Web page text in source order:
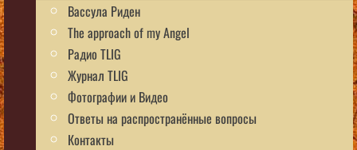
Вассула Риден
The approach of my Angel
Радио TLIG
Журнал TLIG
Фотографии и Видео
Ответы на распространённые вопросы
Контакты